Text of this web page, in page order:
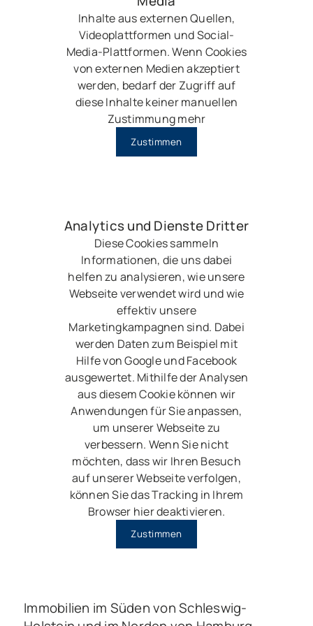
Inhalte aus externen Quellen,
Videoplattformen und Social-
Media-Plattformen. Wenn Cookies
von externen Medien akzeptiert
werden, bedarf der Zugriff auf
diese Inhalte keiner manuellen
Zustimmung mehr
Zustimmen
Analytics und Dienste Dritter
Diese Cookies sammeln
Informationen, die uns dabei
helfen zu analysieren, wie unsere
Webseite verwendet wird und wie
effektiv unsere
Marketingkampagnen sind. Dabei
werden Daten zum Beispiel mit
Hilfe von Google und Facebook
ausgewertet. Mithilfe der Analysen
aus diesem Cookie können wir
Anwendungen für Sie anpassen,
um unserer Webseite zu
verbessern. Wenn Sie nicht
möchten, dass wir Ihren Besuch
auf unserer Webseite verfolgen,
können Sie das Tracking in Ihrem
Browser hier deaktivieren.
Zustimmen
Immobilien im Süden von Schleswig-